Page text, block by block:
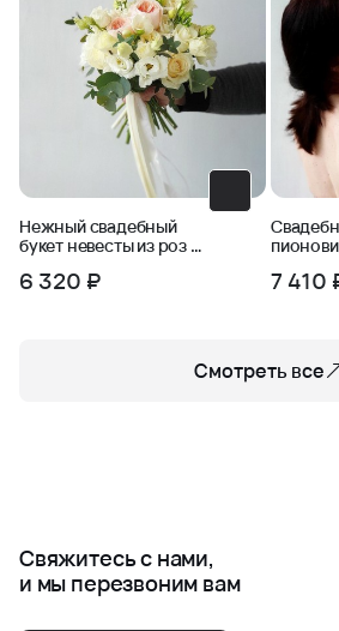
Нежный свадебный
букет невесты из роз и
мятежность
6 320 ₽ 7 410
Смотреть все
Свяжитесь с нами,
и мы перезвоним вам